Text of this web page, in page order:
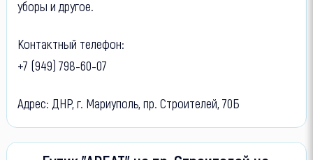
уборы и другое.
Контактный телефон:
+7 (949) 798-60-07
Адрес: ДНР, г. Мариуполь, пр. Строителей, 70Б